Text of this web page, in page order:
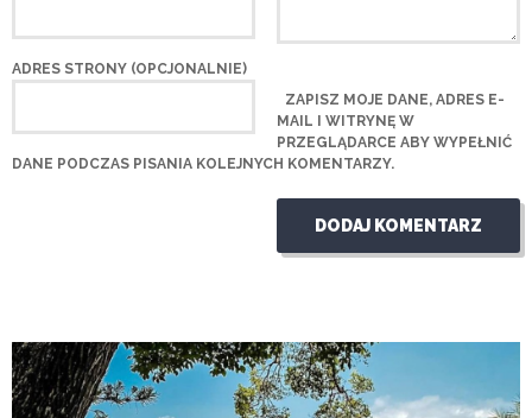
ADRES STRONY (OPCJONALNIE)
ZAPISZ MOJE DANE, ADRES E-
MAIL I WITRYNĘ W
PRZEGLĄDARCE ABY WYPEŁNIĆ
DANE PODCZAS PISANIA KOLEJNYCH KOMENTARZY.